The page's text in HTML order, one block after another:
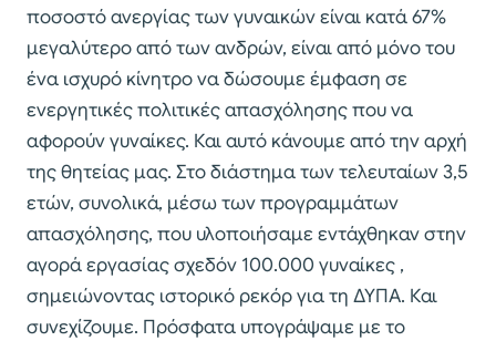
ποσοστό ανεργίας των γυναικών είναι κατά 67%
μεγαλύτερο από των ανδρών, είναι από μόνο του
ένα ισχυρό κίνητρο να δώσουμε έμφαση σε
ενεργητικές πολιτικές απασχόλησης που να
αφορούν γυναίκες. Και αυτό κάνουμε από την αρχή
της θητείας μας. Στο διάστημα των τελευταίων 3,5
ετών, συνολικά, μέσω των προγραμμάτων
απασχόλησης, που υλοποιήσαμε εντάχθηκαν στην
αγορά εργασίας σχεδόν 100.000 γυναίκες ,
σημειώνοντας ιστορικό ρεκόρ για τη ΔΥΠΑ. Και
συνεχίζουμε. Πρόσφατα υπογράψαμε με το